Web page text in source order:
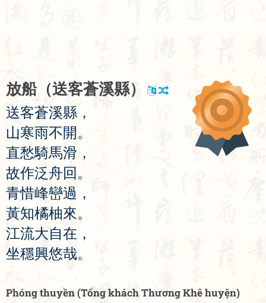
放船（送客蒼溪縣）
送客蒼溪縣 ，
山寒雨不開。
直愁騎馬滑 ，
故作泛舟回 。
青惜峰巒過 ，
黃知橘柚來。
江流大自在 ，
坐穩興悠哉。
Phóng thuyền (Tống khách Thương Khê huyện)